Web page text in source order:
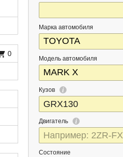
Марка автомобиля
Модель автомобиля
Кузов
Двигатель
Состояние
0